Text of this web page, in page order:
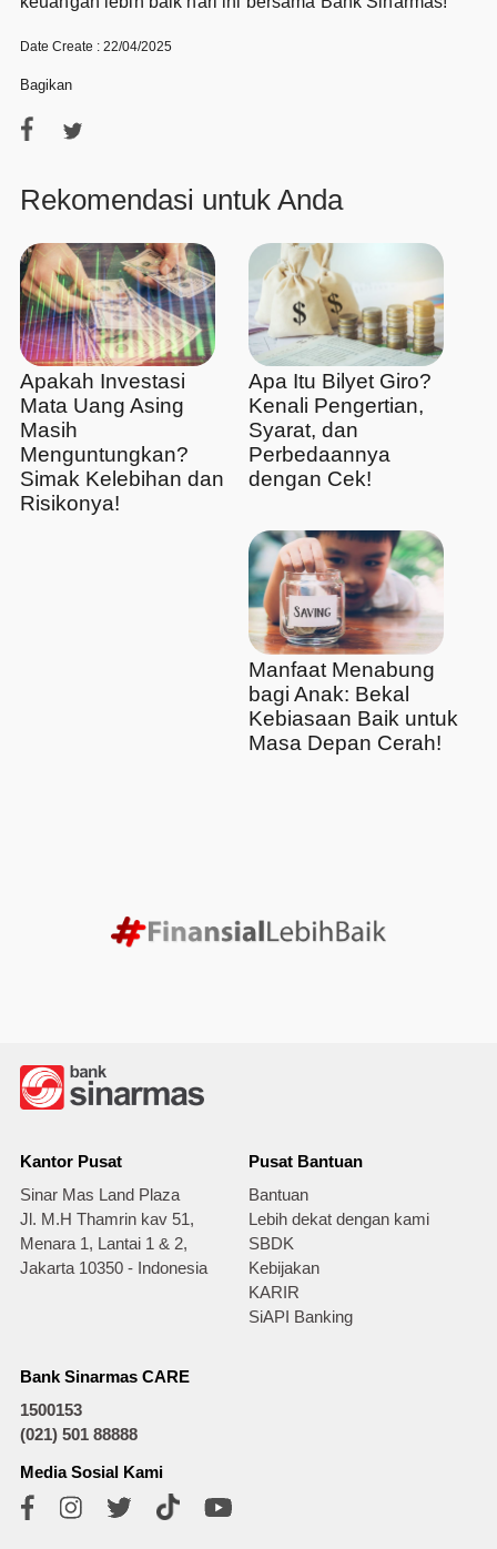
Date Create : 22/04/2025
Bagikan
Rekomendasi untuk Anda
Apakah Investasi
Mata Uang Asing
Masih
Menguntungkan?
Simak Kelebihan dan
Risikonya!
Apa Itu Bilyet Giro?
Kenali Pengertian,
Syarat, dan
Perbedaannya
dengan Cek!
Manfaat Menabung
bagi Anak: Bekal
Kebiasaan Baik untuk
Masa Depan Cerah!
Kantor Pusat
Sinar Mas Land Plaza
Jl. M.H Thamrin kav 51,
Menara 1, Lantai 1 & 2,
Jakarta 10350 - Indonesia
Pusat Bantuan
Bantuan
Lebih dekat dengan kami
SBDK
Kebijakan
KARIR
SiAPI Banking
Bank Sinarmas CARE
1500153
(021) 501 88888
Media Sosial Kami